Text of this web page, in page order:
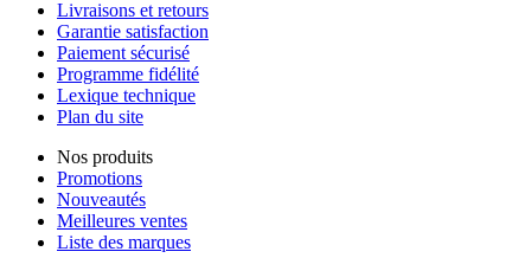
Livraisons et retours
Garantie satisfaction
Paiement sécurisé
Programme fidélité
Lexique technique
Plan du site
Nos produits
Promotions
Nouveautés
Meilleures ventes
Liste des marques